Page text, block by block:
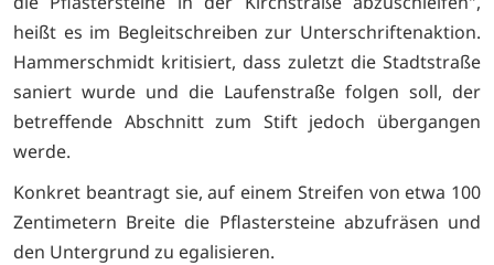
heißt es im Begleitschreiben zur Unterschriftenaktion.
Hammerschmidt kritisiert, dass zuletzt die Stadtstraße
saniert wurde und die Laufenstraße folgen soll, der
betreffende Abschnitt zum Stift jedoch übergangen
werde.
Konkret beantragt sie, auf einem Streifen von etwa 100
Zentimetern Breite die Pflastersteine abzufräsen und
den Untergrund zu egalisieren.